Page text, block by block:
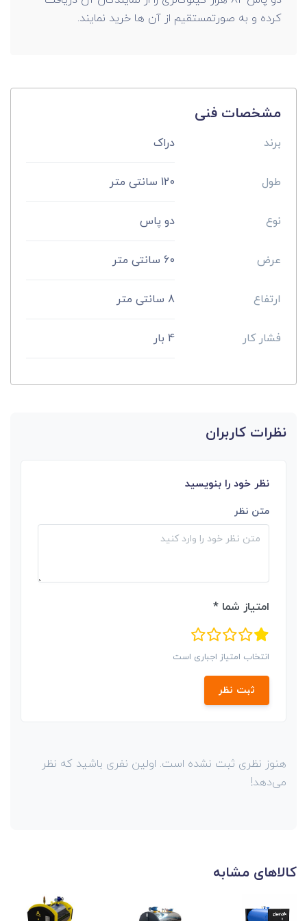
کرده و به صورتمستقیم از آن ها خرید نمایند.
مشخصات فنی
برند دراک
طول 120 سانتی متر
نوع دو پاس
عرض 60 سانتی متر
ارتفاع 8 سانتی متر
فشار کار 4 بار
نظرات کاربران
نظر خود را بنویسید
متن نظر
امتیاز شما *
انتخاب امتیاز اجباری است
ثبت نظر
هنوز نظری ثبت نشده است. اولین نفری باشید که نظر
می‌دهد!
کالاهای مشابه